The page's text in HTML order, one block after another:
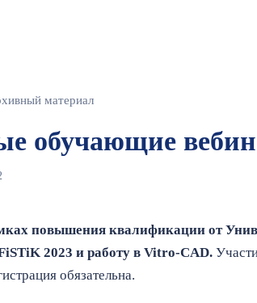
материал
обучающие
повышения квалификации от
2023 и работу в Vitro-CAD.
обязательна.